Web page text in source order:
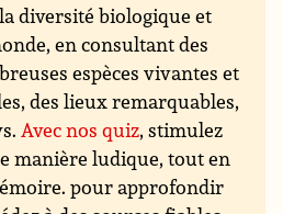
diversité biologique et
en consultant des
espèces vivantes et
des lieux remarquables,
Avec nos quiz, stimulez
manière ludique, tout en
pour approfondir